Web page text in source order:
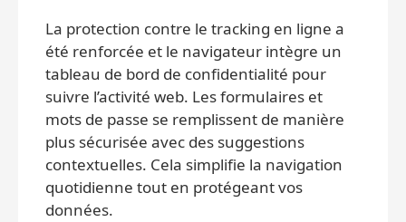
La protection contre le tracking en ligne a
été renforcée et le navigateur intègre un
tableau de bord de confidentialité pour
suivre l’activité web. Les formulaires et
mots de passe se remplissent de manière
plus sécurisée avec des suggestions
contextuelles. Cela simplifie la navigation
quotidienne tout en protégeant vos
données.